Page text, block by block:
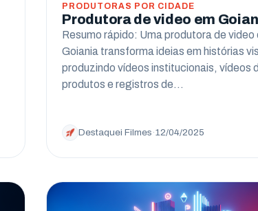
PRODUTORAS POR CIDADE
Produtora de video em
Resumo rápido: Uma produtora de video
Goiania transforma ideias em histórias
produzindo vídeos institucionais, vídeos
produtos e registros de…
Destaquei Filmes ·12/04/2025